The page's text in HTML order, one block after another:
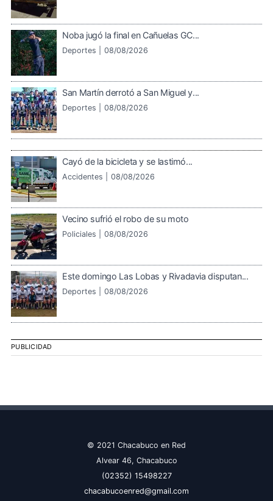
Noba jugó la final en Cañuelas GC...
Deportes | 08/08/2026
San Martín derrotó a San Miguel y...
Deportes | 08/08/2026
Cayó de la bicicleta y se lastimó...
Accidentes | 08/08/2026
Vecino sufrió el robo de su moto
Policiales | 08/08/2026
Este domingo Las Lobas y Rivadavia disputan...
Deportes | 08/08/2026
PUBLICIDAD
© 2021 Chacabuco en Red
Alvear 46, Chacabuco
(02352) 15498227
chacabucoenred@gmail.com